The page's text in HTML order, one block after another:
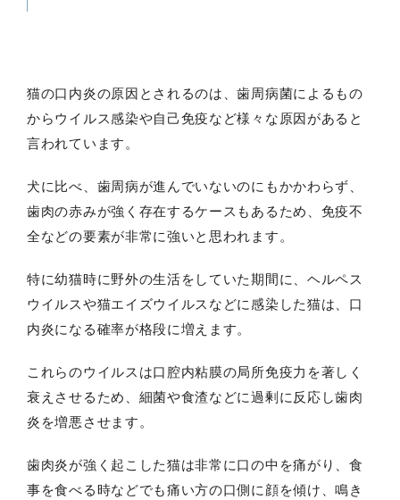
猫の口内炎の原因とされるのは、歯周病菌によるもの
からウイルス感染や自己免疫など様々な原因があると
言われています。
犬に比べ、歯周病が進んでいないのにもかかわらず、
歯肉の赤みが強く存在するケースもあるため、免疫不
全などの要素が非常に強いと思われます。
特に幼猫時に野外の生活をしていた期間に、ヘルペス
ウイルスや猫エイズウイルスなどに感染した猫は、口
内炎になる確率が格段に増えます。
これらのウイルスは口腔内粘膜の局所免疫力を著しく
衰えさせるため、細菌や食渣などに過剰に反応し歯肉
炎を増悪させます。
歯肉炎が強く起こした猫は非常に口の中を痛がり、食
事を食べる時などでも痛い方の口側に顔を傾け、鳴き